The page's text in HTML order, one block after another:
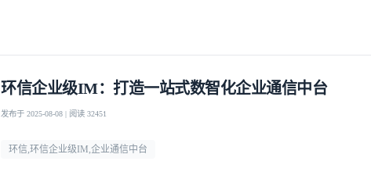
环信企业级IM：打造一站式数智化企业通信中台
发布于 2025-08-08 | 阅读 32451
环信,环信企业级IM,企业通信中台